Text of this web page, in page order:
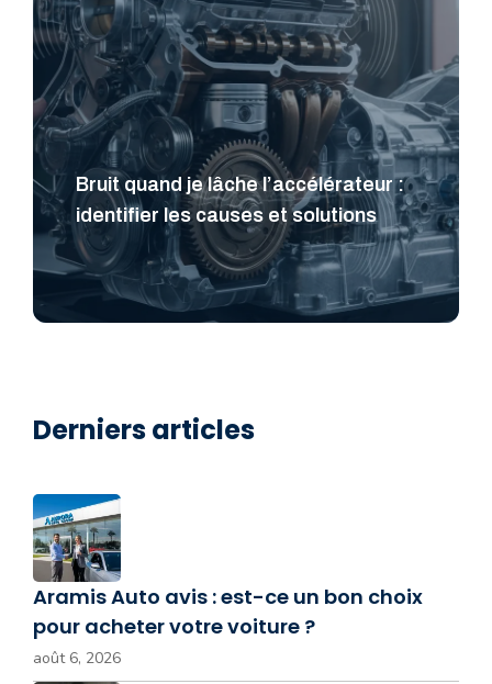
Bruit quand je lâche l’accélérateur :
identifier les causes et solutions
Derniers articles
Aramis Auto avis : est-ce un bon choix
pour acheter votre voiture ?
août 6, 2026